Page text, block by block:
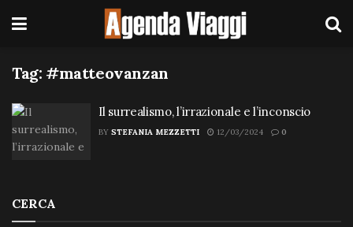
Tag: #matteovanzan
Il surrealismo, l’irrazionale e l’inconscio
BY STEFANIA MEZZETTI 12/03/2024 0
CERCA